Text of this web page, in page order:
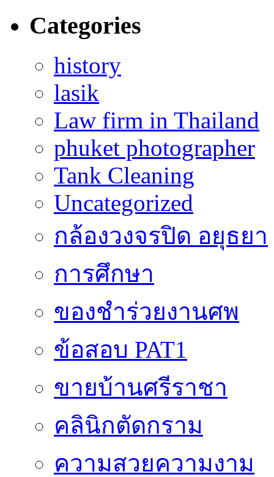
Categories
history
lasik
Law firm in Thailand
phuket photographer
Tank Cleaning
Uncategorized
กล้องวงจรปิด อยุธยา
การศึกษา
ของชำร่วยงานศพ
ข้อสอบ PAT1
ขายบ้านศรีราชา
คลินิกตัดกราม
ความสวยความงาม